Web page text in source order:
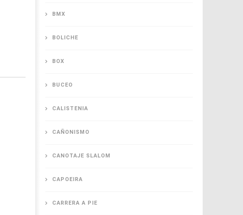
BMX
BOLICHE
BOX
BUCEO
CALISTENIA
CAÑONISMO
CANOTAJE SLALOM
CAPOEIRA
CARRERA A PIE